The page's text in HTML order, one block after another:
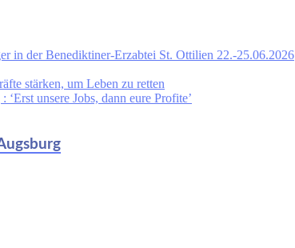
in der Benediktiner-Erzabtei St. Ottilien 22.-25.06.2026
stärken, um Leben zu retten
unsere Jobs, dann eure Profite’